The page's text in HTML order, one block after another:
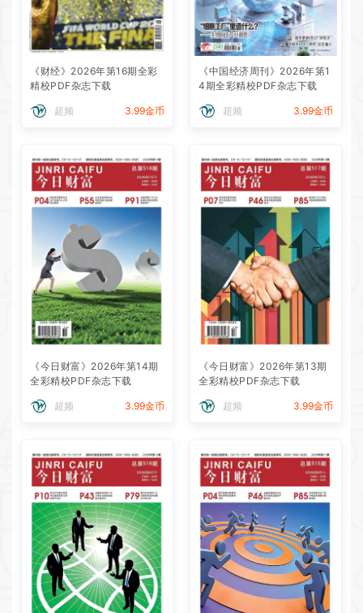
《财经》2026年第16期全彩
精校PDF杂志下载
超频 3.99金币
《中国经济周刊》2026年第1
4期全彩精校PDF杂志下载
超频 3.99金币
《今日财富》2026年第14期
全彩精校PDF杂志下载
超频 3.99金币
《今日财富》2026年第13期
全彩精校PDF杂志下载
超频 3.99金币